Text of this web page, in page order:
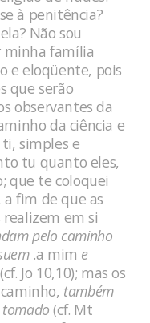
à penitência?
Não sou
minha família
e elo­qüente, pois
que serão
observantes da
da ciência e
simples e
tu quanto eles,
que te coloquei
a fim de que as
em si
pelo caminho
.a mim e
(cf. Jo 10,10); mas os
também
tomado(cf. Mt